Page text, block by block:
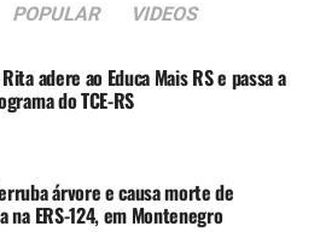
POPULAR VIDEOS
adere ao Educa Mais RS e passa a
do TCE-RS
árvore e causa morte de
na ERS-124, em Montenegro